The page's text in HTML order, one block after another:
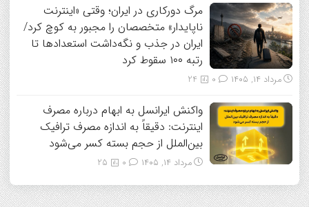
مرگ دورکاری در ایران؛ وقتی «اینترنت
ناپایدار» متخصصان را مجبور به کوچ کرد/
ایران در جذب و نگه‌داشت استعدادها تا
رتبه ۱۰۰ سقوط کرد
مرداد ۱۴, ۱۴۰۵ 24
واکنش ایرانسل به ابهام درباره مصرف
اینترنت: دقیقاً به اندازه مصرف ترافیک
بین‌الملل از حجم بسته کسر می‌شود
مرداد ۱۴, ۱۴۰۵ 25